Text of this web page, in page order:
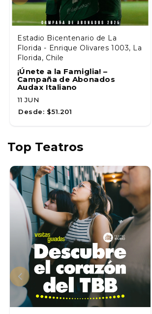
Estadio Bicentenario de La
Florida - Enrique Olivares 1003, La
Florida, Chile
¡Únete a la Famiglia! –
Campaña de Abonados
Audax Italiano
11 JUN
Desde: $51.201
Top Teatros